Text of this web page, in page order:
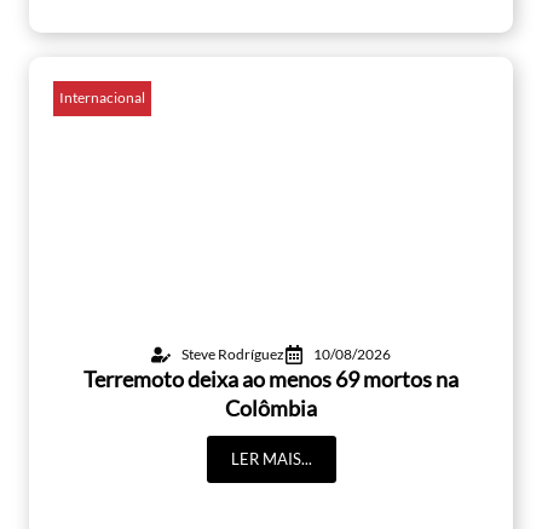
Internacional
Steve Rodríguez 10/08/2026
Terremoto deixa ao menos 69 mortos na
Colômbia
LER MAIS...